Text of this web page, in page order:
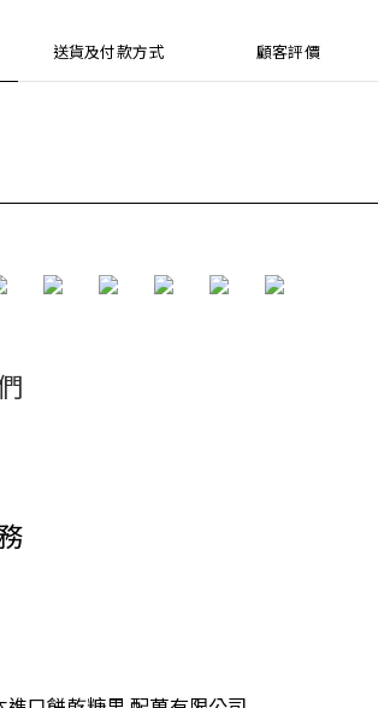
送貨及付款方式 顧客評價